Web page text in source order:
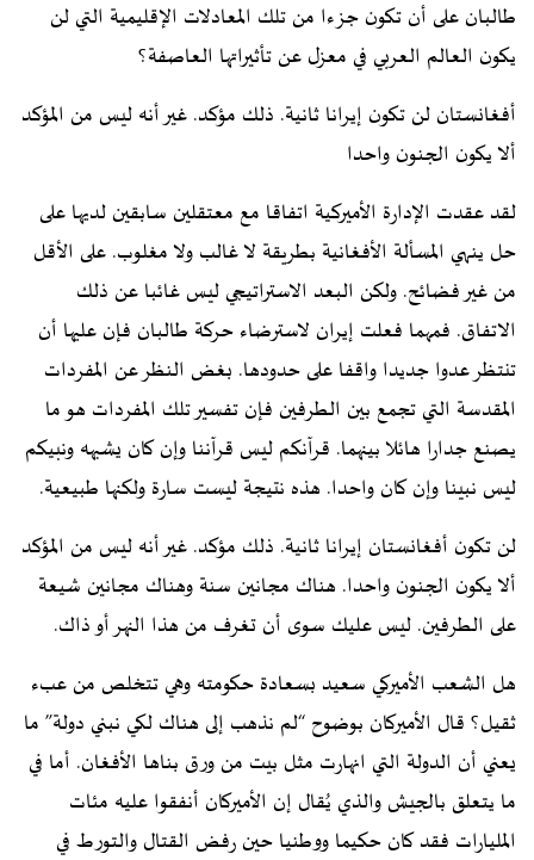
طالبان على أن تكون جزءا من تلك المعادلات الإقليمية التي لن
يكون العالم العربي في معزل عن تأثيراتها العاصفة؟
أفغانستان لن تكون إيرانا ثانية. ذلك مؤكد. غير أنه ليس من المؤكد
ألا يكون الجنون واحدا
لقد عقدت الإدارة الأميركية اتفاقا مع معتقلين سابقين لديها على
حل ينهي المسألة الأفغانية بطريقة لا غالب ولا مغلوب. على الأقل
من غير فضائح. ولكن البعد الاستراتيجي ليس غائبا عن ذلك
الاتفاق. فمهما فعلت إيران لاسترضاء حركة طالبان فإن عليها أن
تنتظر عدوا جديدا واقفا على حدودها. بغض النظر عن المفردات
المقدسة التي تجمع بين الطرفين فإن تفسير تلك المفردات هو ما
يصنع جدارا هائلا بينهما. قرآنكم ليس قرآننا وإن كان يشبهه ونبيكم
ليس نبينا وإن كان واحدا. هذه نتيجة ليست سارة ولكنها طبيعية.
لن تكون أفغانستان إيرانا ثانية. ذلك مؤكد. غير أنه ليس من المؤكد
ألا يكون الجنون واحدا. هناك مجانين سنة وهناك مجانين شيعة
على الطرفين. ليس عليك سوى أن تغرف من هذا النهر أو ذاك.
هل الشعب الأميركي سعيد بسعادة حكومته وهي تتخلص من عبء
ثقيل؟ قال الأميركان بوضوح “لم نذهب إلى هناك لكي نبني دولة” ما
يعني أن الدولة التي انهارت مثل بيت من ورق بناها الأفغان. أما في
ما يتعلق بالجيش والذي يُقال إن الأميركان أنفقوا عليه مئات
المليارات فقد كان حكيما ووطنيا حين رفض القتال والتورط في